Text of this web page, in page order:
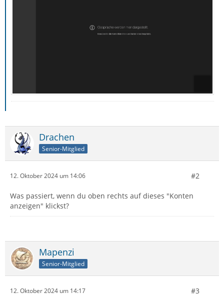
Drachen
Senior-Mitglied
12. Oktober 2024 um 14:06 #2
Was passiert, wenn du oben rechts auf dieses "Konten
anzeigen" klickst?
Mapenzi
Senior-Mitglied
12. Oktober 2024 um 14:17 #3